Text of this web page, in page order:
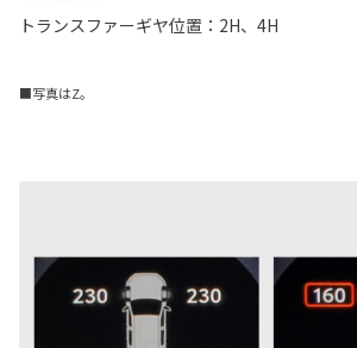
トランスファーギヤ位置：2H、4H
■写真はZ。